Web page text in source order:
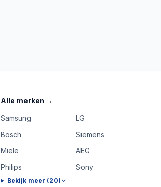
Alle merken →
Samsung
LG
Bosch
Siemens
Miele
AEG
Philips
Sony
Bekijk meer (20)